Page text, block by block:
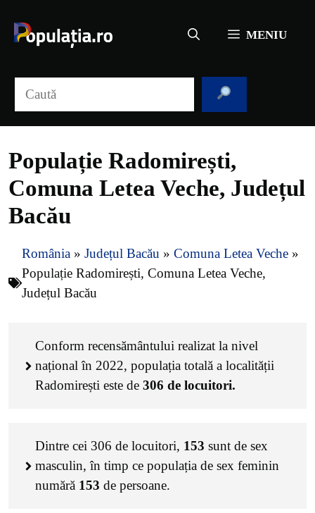
conținut
MENIU
Populație Radomirești,
Comuna Letea Veche, Județul
Bacău
România » Județul Bacău » Comuna Letea Veche »
Populație Radomirești, Comuna Letea Veche,
Județul Bacău
Conform recensământului realizat la nivel
național în 2022, populația totală a localității
Radomirești este de 306 de locuitori.
Dintre cei 306 de locuitori, 153 sunt de sex
masculin, în timp ce populația de sex feminin
numără 153 de persoane.